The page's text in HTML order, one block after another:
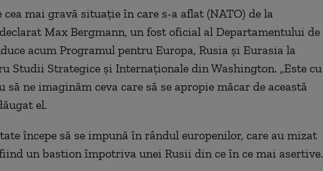
cea mai gravă situaţie în care s-a aflat (NATO) de la
Max Bergmann, un fost oficial al Departamentului de
acum Programul pentru Europa, Rusia şi Eurasia la
Studii Strategice şi Internaţionale din Washington. „Este cu
să ne imaginăm ceva care să se apropie măcar de această
el.
începe să se impună în rândul europenilor, care au mizat
un bastion împotriva unei Rusii din ce în ce mai asertive.